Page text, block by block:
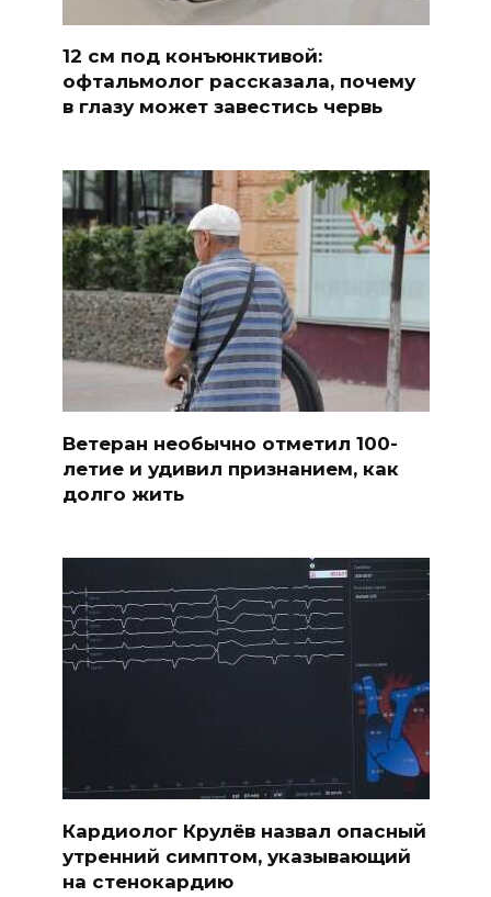
12 см под конъюнктивой:
офтальмолог рассказала, почему
в глазу может завестись червь
Ветеран необычно отметил 100-
летие и удивил признанием, как
долго жить
Кардиолог Крулёв назвал опасный
утренний симптом, указывающий
на стенокардию